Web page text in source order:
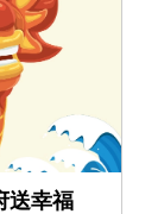
送幸福